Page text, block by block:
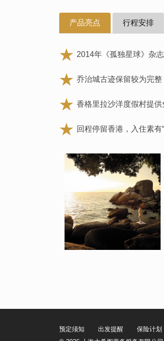
产品亮点 行程安排
2014年《孤独星球》杂
乔治城古迹保留较为完
香格里拉沙洋度假村提
回程停留香港，入住素
预定须知 出发提醒 保险计划